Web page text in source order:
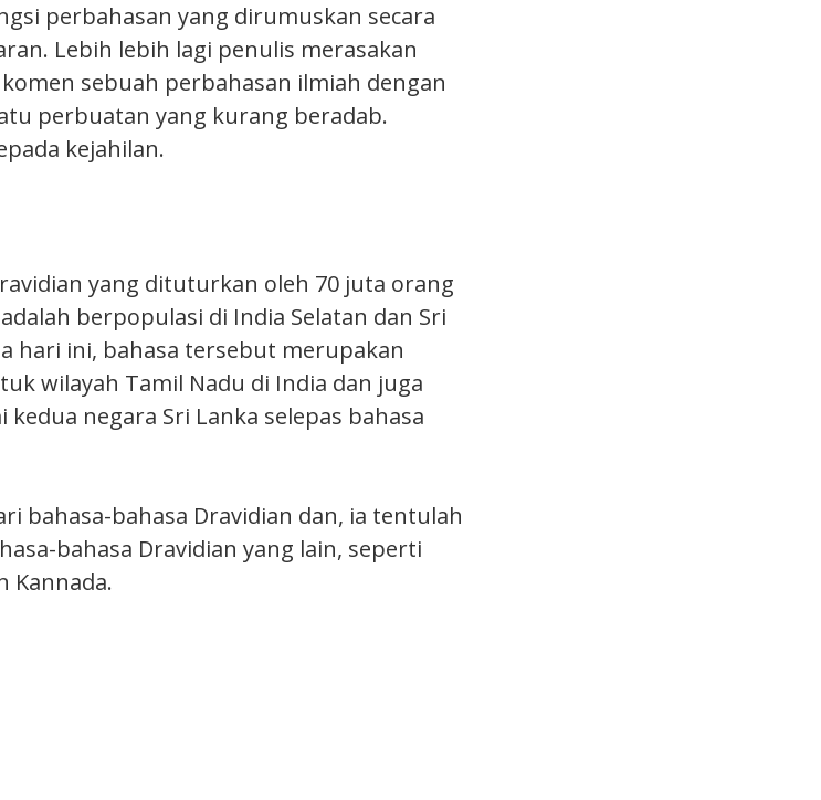
perbahasan yang dirumuskan secara
Lebih lebih lagi penulis merasakan
sebuah perbahasan ilmiah dengan
perbuatan yang kurang beradab.
kejahilan.
yang dituturkan oleh 70 juta orang
berpopulasi di India Selatan dan Sri
hari ini, bahasa tersebut merupakan
wilayah Tamil Nadu di India dan juga
negara Sri Lanka selepas bahasa
bahasa-bahasa Dravidian dan, ia tentulah
bahasa Dravidian yang lain, seperti
Kannada.